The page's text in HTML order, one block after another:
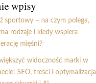
wpisy
sportowy – na czym polega,
rodzaje i kiedy wspiera
mięśni?
widoczność marki w
SEO, treści i optymalizacja